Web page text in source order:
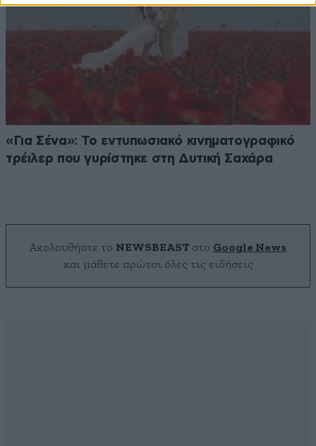
«Για Σένα»: Το εντυπωσιακό κινηματογραφικό
τρέιλερ που γυρίστηκε στη Δυτική Σαχάρα
Ακολουθήστε το NEWSBEAST στο Google News
και μάθετε πρώτοι όλες τις ειδήσεις